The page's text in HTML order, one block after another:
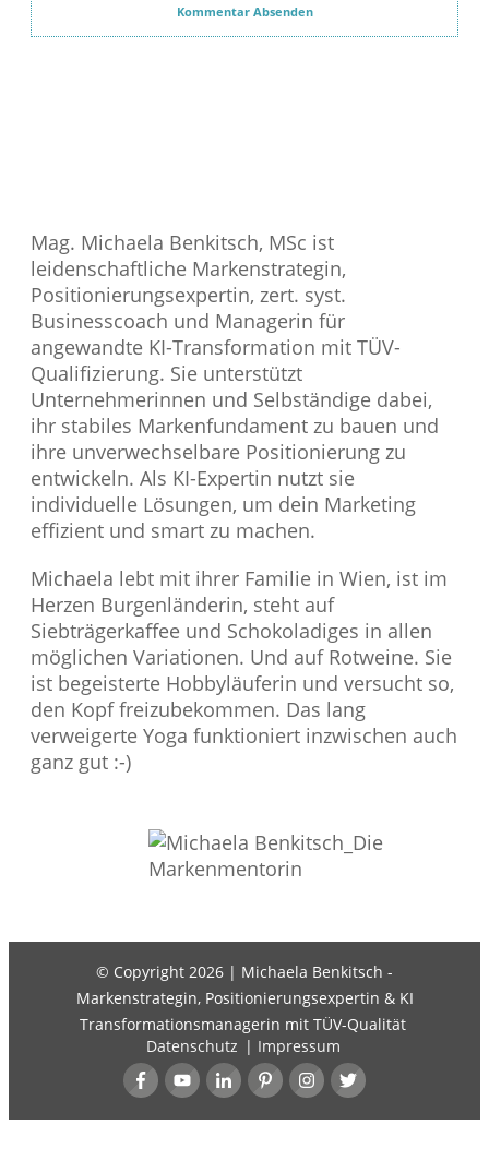
Kommentar Absenden
Mag. Michaela Benkitsch, MSc ist
leidenschaftliche Markenstrategin,
Positionierungsexpertin, zert. syst.
Businesscoach und Managerin für
angewandte KI-Transformation mit TÜV-
Qualifizierung. Sie unterstützt
Unternehmerinnen und Selbständige dabei,
ihr stabiles Markenfundament zu bauen und
ihre unverwechselbare Positionierung zu
entwickeln. Als KI-Expertin nutzt sie
individuelle Lösungen, um dein Marketing
effizient und smart zu machen.
Michaela lebt mit ihrer Familie in Wien, ist im
Herzen Burgenländerin, steht auf
Siebträgerkaffee und Schokoladiges in allen
möglichen Variationen. Und auf Rotweine. Sie
ist begeisterte Hobbyläuferin und versucht so,
den Kopf freizubekommen. Das lang
verweigerte Yoga funktioniert inzwischen auch
ganz gut :-)
© Copyright 2026 | Michaela Benkitsch -
Markenstrategin, Positionierungsexpertin & KI
Transformationsmanagerin mit TÜV-Qualität
Datenschutz | Impressum